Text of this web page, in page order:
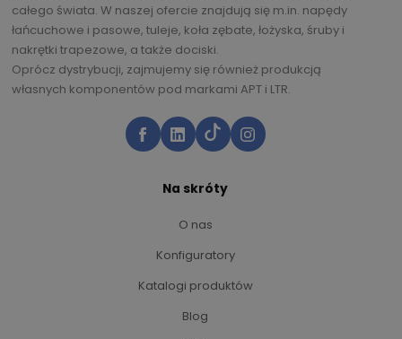
całego świata. W naszej ofercie znajdują się m.in. napędy
łańcuchowe i pasowe, tuleje, koła zębate, łożyska, śruby i
nakrętki trapezowe, a także dociski.
Oprócz dystrybucji, zajmujemy się również produkcją
własnych komponentów pod markami APT i LTR.
Na skróty
O nas
Konfiguratory
Katalogi produktów
Blog